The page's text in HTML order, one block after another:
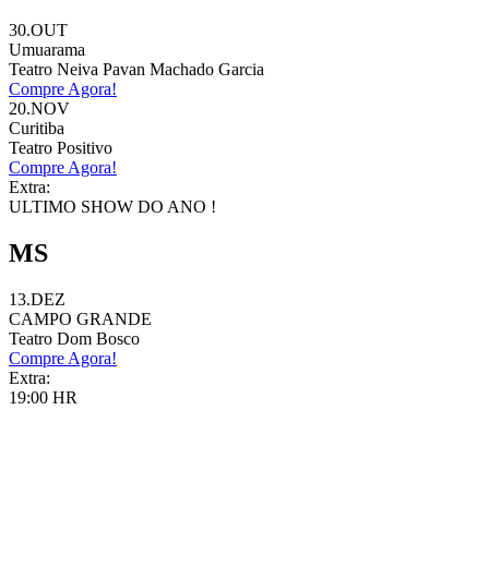
30.OUT
Umuarama
Teatro Neiva Pavan Machado Garcia
Compre Agora!
20.NOV
Curitiba
Teatro Positivo
Compre Agora!
Extra:
ULTIMO SHOW DO ANO !
MS
13.DEZ
CAMPO GRANDE
Teatro Dom Bosco
Compre Agora!
Extra:
19:00 HR